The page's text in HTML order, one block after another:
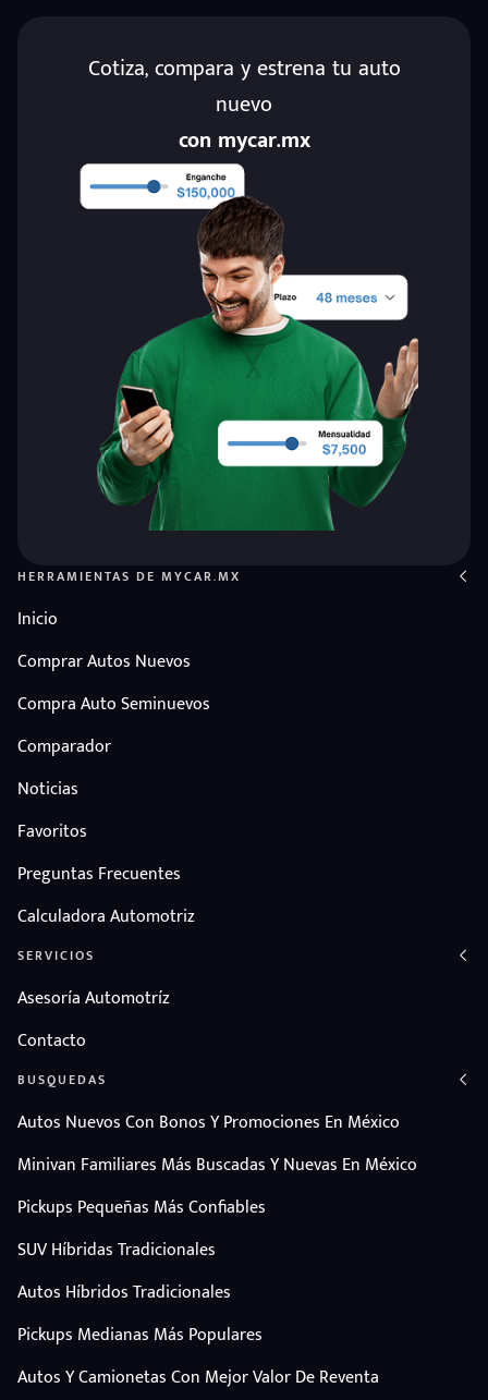
Cotiza, compara y estrena tu auto
nuevo
con mycar.mx
HERRAMIENTAS DE MYCAR.MX
Inicio
Comprar Autos Nuevos
Compra Auto Seminuevos
Comparador
Noticias
Favoritos
Preguntas Frecuentes
Calculadora Automotriz
SERVICIOS
Asesoría Automotríz
Contacto
BUSQUEDAS
Autos Nuevos Con Bonos Y Promociones En México
Minivan Familiares Más Buscadas Y Nuevas En México
Pickups Pequeñas Más Confiables
SUV Híbridas Tradicionales
Autos Híbridos Tradicionales
Pickups Medianas Más Populares
Autos Y Camionetas Con Mejor Valor De Reventa